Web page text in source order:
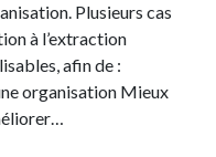
Plusieurs cas
à l’extraction
afin de :
organisation Mieux